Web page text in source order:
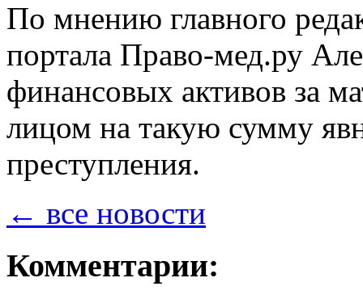
По мнению главного
портала Право-мед.ру
финансовых активов за
лицом на такую сумму
преступления.
← все новости
Комментарии: